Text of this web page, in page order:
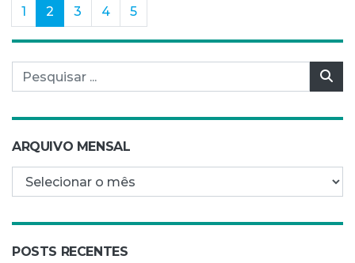
1 2 (current)
3 4 5
Pesquisar por:
ARQUIVO MENSAL
Arquivo mensal
POSTS RECENTES